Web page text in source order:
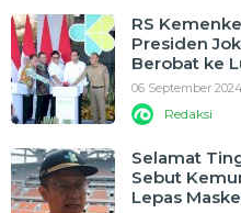
RS
Presiden
Berobat ke
06 September
Redaksi
Selamat
Sebut
Lepas